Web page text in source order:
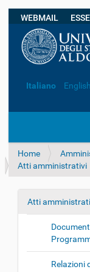
WEBMAIL
Italiano English
z
o
Home
Atti amministrativi
N
i
Atti
Relazioni